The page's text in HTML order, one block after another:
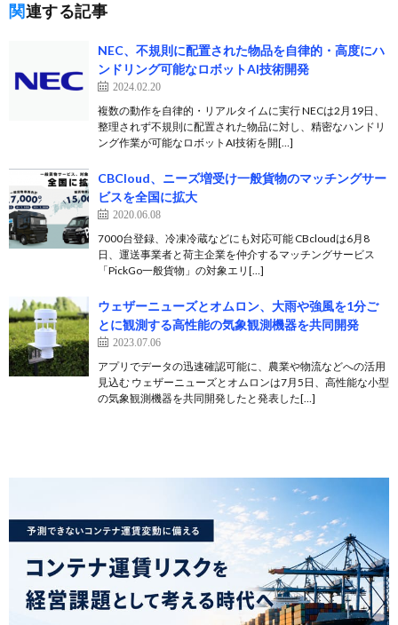
関連する記事
NEC、不規則に配置された物品を自律的・高度にハ
ンドリング可能なロボットAI技術開発
2024.02.20
複数の動作を自律的・リアルタイムに実行 NECは2月19日、
整理されず不規則に配置された物品に対し、精密なハンドリ
ング作業が可能なロボットAI技術を開[…]
CBCloud、ニーズ増受け一般貨物のマッチングサー
ビスを全国に拡大
2020.06.08
7000台登録、冷凍冷蔵などにも対応可能 CBcloudは6月8
日、運送事業者と荷主企業を仲介するマッチングサービス
「PickGo一般貨物」の対象エリ[…]
ウェザーニューズとオムロン、大雨や強風を1分ご
とに観測する高性能の気象観測機器を共同開発
2023.07.06
アプリでデータの迅速確認可能に、農業や物流などへの活用
見込む ウェザーニューズとオムロンは7月5日、高性能な小型
の気象観測機器を共同開発したと発表した[…]